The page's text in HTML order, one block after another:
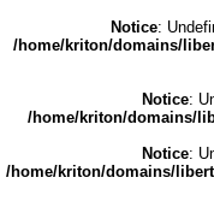
Notice:
/home/kriton/domains/
Notice:
/home/kriton/domains/
Notice:
/home/kriton/domains/